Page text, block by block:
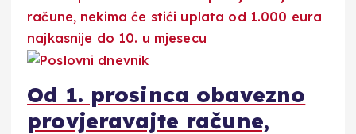
Od 1. prosinca obavezno
provjeravajte račune,